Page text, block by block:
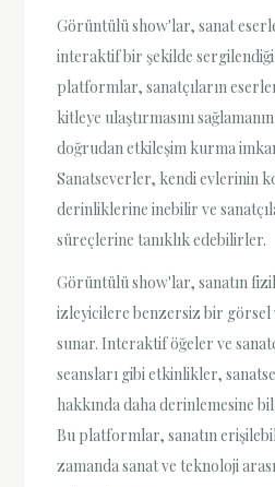
Görüntülü show'lar, sanat
interaktif bir şekilde
platformlar, sanatçıların
kitleye ulaştırmasını
doğrudan etkileşim kurma
Sanatseverler, kendi evlerinin
derinliklerine inebilir ve
süreçlerine tanıklık edebilirler.
Görüntülü show'lar, sanatın
izleyicilere benzersiz bir görsel
sunar. Interaktif öğeler ve
seansları gibi etkinlikler,
hakkında daha derinlemesine
Bu platformlar, sanatın
zamanda sanat ve teknoloji